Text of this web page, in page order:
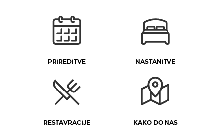
PRIREDITVE NASTANITVE
RESTAVRACIJE KAKO DO NAS